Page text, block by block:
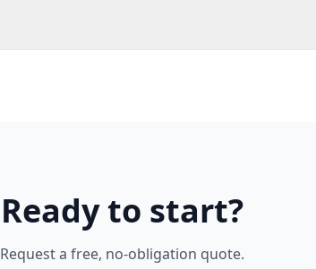
Ready to start?
Request a free, no-obligation quote.